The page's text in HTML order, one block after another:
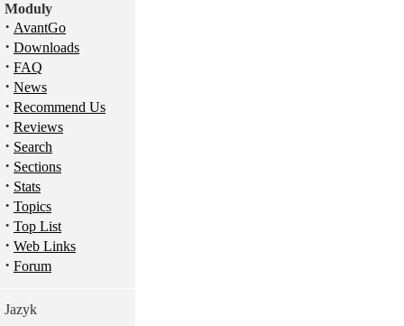
Moduly
· AvantGo
· Downloads
· FAQ
· News
· Recommend Us
· Reviews
· Search
· Sections
· Stats
· Topics
· Top List
· Web Links
· Forum
Jazyk